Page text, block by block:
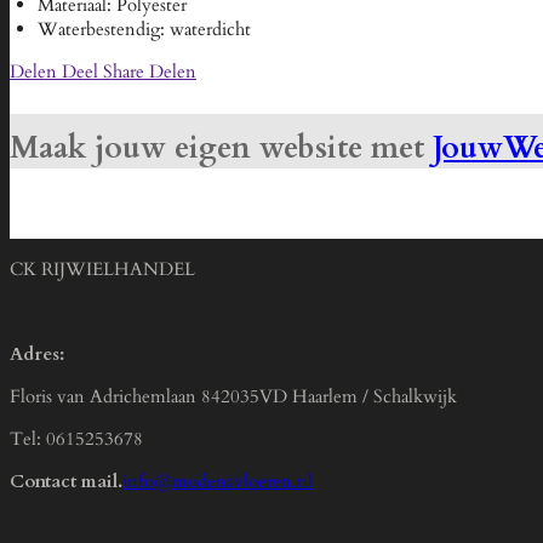
Waterbestendig: waterdicht
Delen Deel Share Delen
Maak jouw eigen website met
CK RIJWIELHANDEL
Adres:
Floris van Adrichemlaan 842035VD Haarlem / Schalkwijk
Tel: 0615253678
Contact mail.info@modenavloeren.nl